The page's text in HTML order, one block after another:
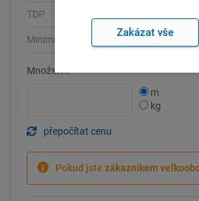
TDP
Minimální množství
Množství:
m
kg
přepočítat cenu
Pokud jste zákazníkem
Zakázat vše